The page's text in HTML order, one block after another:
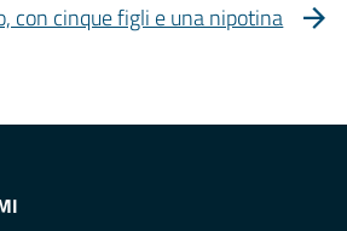
con cinque figli e una nipotina